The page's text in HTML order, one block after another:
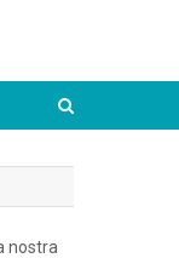
nostra